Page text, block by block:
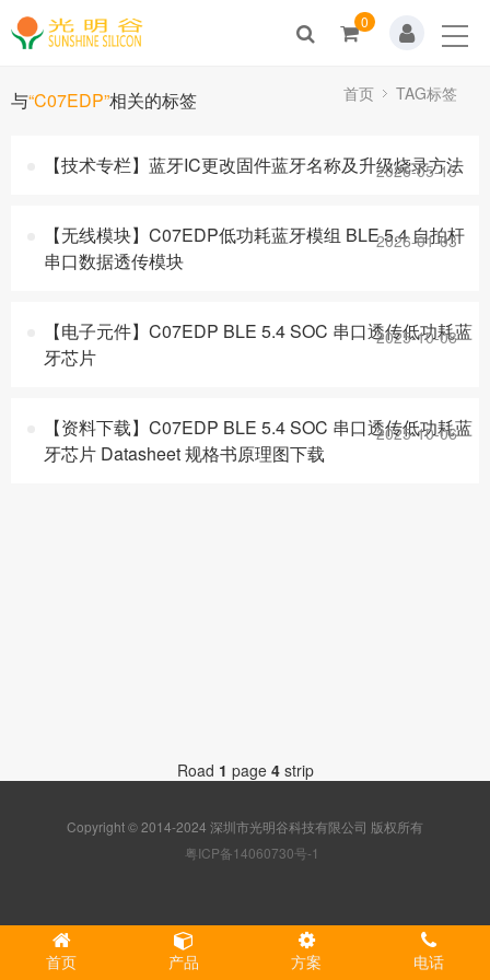
解决方案
联系我们
商城
0
与“C07EDP”相关的标签 首页 TAG标签
【技术专栏】蓝牙IC更改固件蓝牙名称及升级烧录方法
2026-05-15
【无线模块】C07EDP低功耗蓝牙模组 BLE 5.4 自拍杆
串口数据透传模块
2026-01-03
【电子元件】C07EDP BLE 5.4 SOC 串口透传低功耗蓝
牙芯片
2025-10-08
【资料下载】C07EDP BLE 5.4 SOC 串口透传低功耗蓝
牙芯片 Datasheet 规格书原理图下载
2025-10-06
Road 1 page 4strip
Copyright © 2014-2024 深圳市光明谷科技有限公司 版权所有
粤ICP备14060730号-1
首页 产品 方案 电话